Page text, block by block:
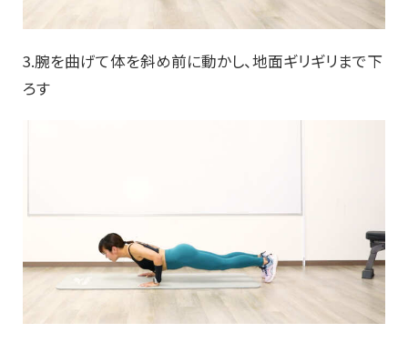
3.腕を曲げて体を斜め前に動かし、地面ギリギリまで下
ろす